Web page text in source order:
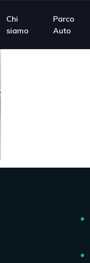
Chi
siamo
Parco
Auto